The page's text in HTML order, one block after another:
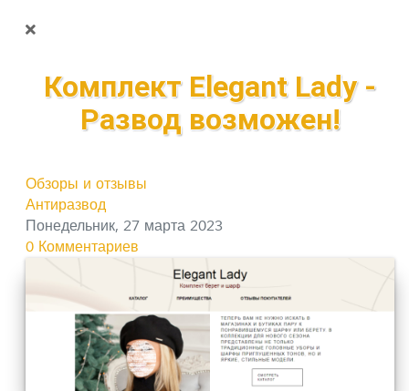
Комплект Elegant Lady -
Развод возможен!
Обзоры и отзывы
Антиразвод
Понедельник, 27 марта 2023
0 Комментариев